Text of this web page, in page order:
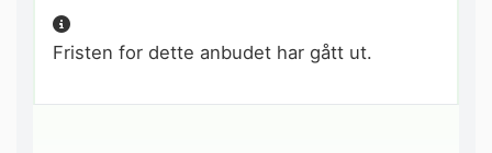
Fristen for dette anbudet har gått ut.